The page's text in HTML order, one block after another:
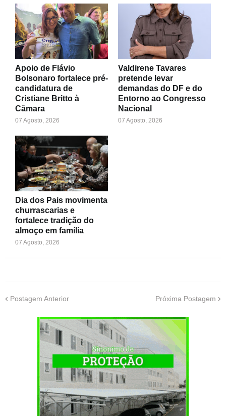
Apoio de Flávio
Bolsonaro fortalece pré-
candidatura de
Cristiane Britto à
Câmara
07 Agosto, 2026
Valdirene Tavares
pretende levar
demandas do DF e do
Entorno ao Congresso
Nacional
07 Agosto, 2026
Dia dos Pais movimenta
churrascarias e
fortalece tradição do
almoço em família
07 Agosto, 2026
Postagem Anterior Próxima Postagem